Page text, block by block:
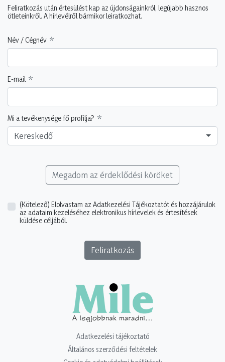
Feliratkozás után értesülést kap az újdonságainkról, legújabb hasznos
ötleteinkről. A hírlevélről bármikor leiratkozhat.
Név / Cégnév
E-mail
Mi a tevékenysége fő profilja?
Kereskedő
Megadom az érdeklődési köröket
(Kötelező) Elolvastam az Adatkezelési Tájékoztatót és hozzájárulok
az adataim kezeléséhez elektronikus hírlevelek és értesítések
küldése céljából.
Feliratkozás
Adatkezelési tájékoztató
Általános szerződési feltételek